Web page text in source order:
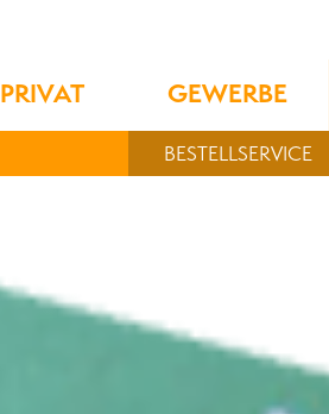
PRIVAT GEWERBE
BESTELLSERVICE